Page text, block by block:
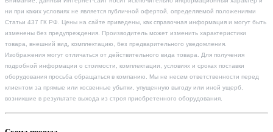
ни при каких условиях не является публичной офертой, определяемой положениями
Статьи 437 ГК РФ. Цены на сайте приведены, как справочная информация и могут быть
изменены без предупреждения. Производитель может изменить характеристики
товара, внешний вид, комплектацию, без предварительного уведомления.
Изображения могут отличаться от действительного вида товара. Для получения
подробной информации о стоимости, комплектации, условиях и сроках поставки
оборудования просьба обращаться в компанию. Мы не несем ответственности перед
клиентом за прямые или косвенные убытки, упущенную выгоду или иной ущерб,
возникшие в результате выхода из строя приобретенного оборудования.